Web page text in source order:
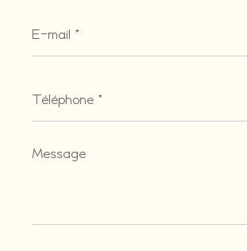
mail
*
*
Message
*